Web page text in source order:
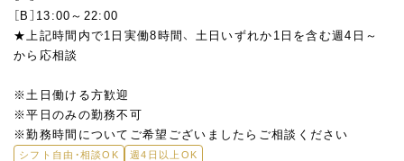
［B］13:00～22:00
★上記時間内で1日実働8時間、 土日いずれか1日を含む週4日～
から応相談
※土日働ける方歓迎
※平日のみの勤務不可
※勤務時間についてご希望ございましたらご相談ください
シフト自由・相談OK 週4日以上OK